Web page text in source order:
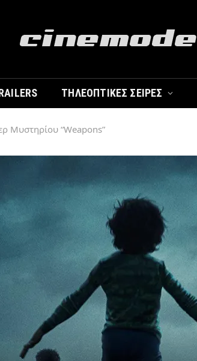
ΤΗΛΕΟΠΤΙΚΈΣ ΣΕΙΡΈΣ
Μυστηρίου “Weapons”